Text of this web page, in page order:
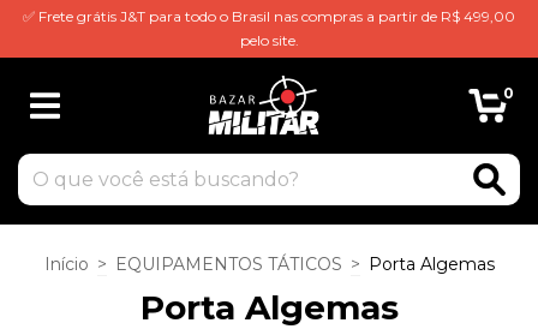
✅ Frete grátis J&T para todo o Brasil nas compras a partir de R$ 499,00
pelo site.
0
Início > EQUIPAMENTOS TÁTICOS > Porta Algemas
Porta Algemas